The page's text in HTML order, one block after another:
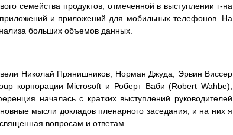
семейства продуктов, отмеченной в выступлении г-на
и приложений для мобильных телефонов. На
больших объемов данных.
Николай Прянишников, Норман Джуда, Эрвин Виссер
корпорации Microsoft и Роберт Ваби (Robert Wahbe),
началась с кратких выступлений руководителей
мысли докладов пленарного заседания, и на них я
вопросам и ответам.